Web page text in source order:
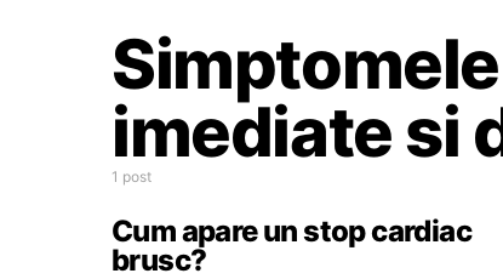
imediate si
1 post
Cum apare un stop cardiac
brusc?